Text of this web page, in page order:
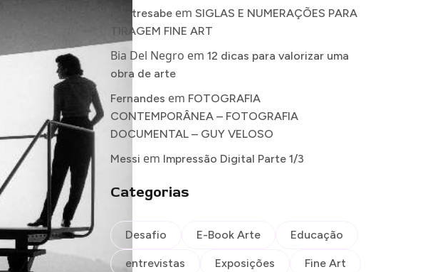
Mestresabe em SIGLAS E NUMERAÇÕES PARA
TIRAGEM FINE ART
Bia Del Negro em 12 dicas para valorizar uma
obra de arte
Fernandes em FOTOGRAFIA
CONTEMPORÂNEA – FOTOGRAFIA
DOCUMENTAL – GUY VELOSO
Messi em Impressão Digital Parte 1/3
Categorias
Desafio E-Book Arte Educação
entrevistas Exposições Fine Art